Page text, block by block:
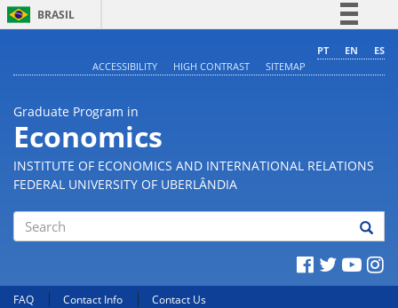
BRASIL
Comunica BR
PT EN
ES
ACCESSIBILITY
HIGH CONTRAST SITEMAP
Graduate Program in
Economics
INSTITUTE OF ECONOMICS AND INTERNATIONAL RELATIONS
FEDERAL UNIVERSITY OF UBERLÂNDIA
FAQ Contact Info Contact Us